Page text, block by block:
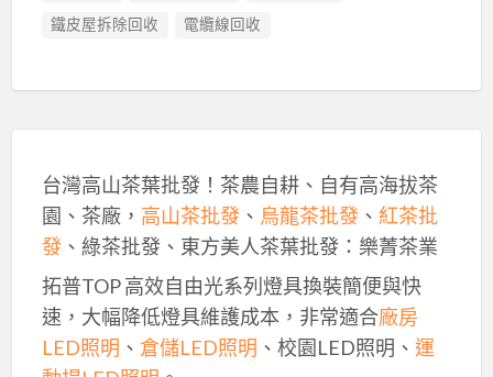
鐵皮屋拆除回收
電纜線回收
台灣高山茶葉批發！茶農自耕、自有高海拔茶
園、茶廠， 高山茶批發、 烏龍茶批發、 紅茶批
發、綠茶批發、東方美人茶葉批發：樂菁茶業
拓普TOP 高效自由光系列燈具換裝簡便與快
速，大幅降低燈具維護成本，非常適合廠房
LED照明 、 倉儲LED照明 、校園LED照明、 運